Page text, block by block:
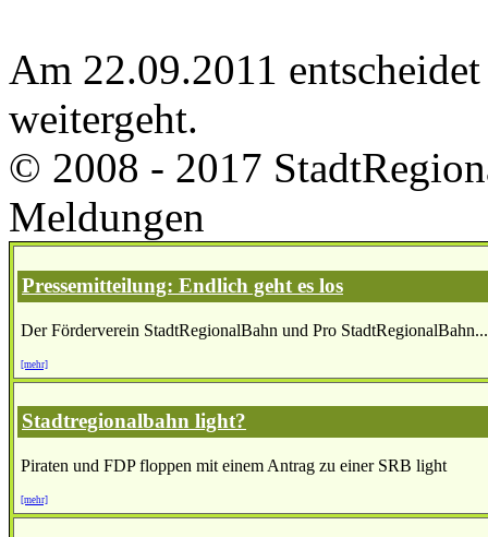
Am 22.09.2011
weitergeht.
© 2008 - 2017
Meldungen
Pressemitteilung: Endlich geht es los
Der Förderverein StadtRegionalBahn und Pro StadtRegionalBahn...
[mehr]
Stadtregionalbahn light?
Piraten und FDP floppen mit einem Antrag zu einer SRB light
[mehr]